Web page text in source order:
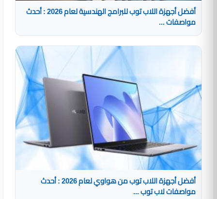
أفضل أجهزة اللاب توب للبرامج الهندسية لعام 2026 : أحدث
مواصفات ...
أفضل أجهزة اللاب توب من هواوي لعام 2026 : أحدث
مواصفات لاب توب ...